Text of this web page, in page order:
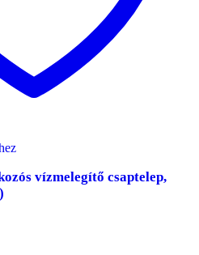
vízmelegítő csaptelep,